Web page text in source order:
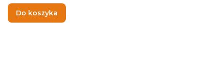
Do koszyka